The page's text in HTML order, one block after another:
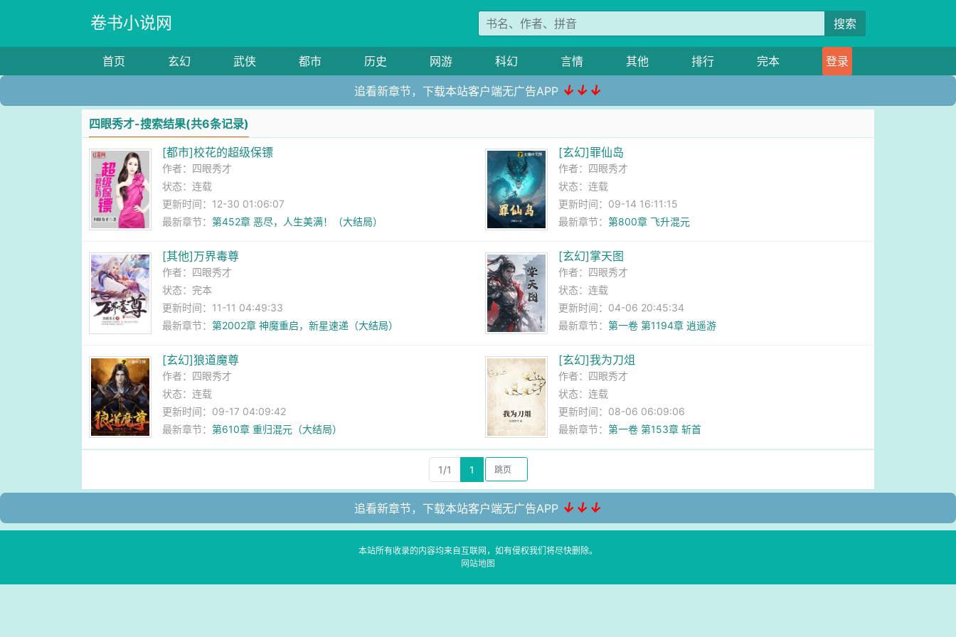
卷书小说网 搜索
首页 玄幻 武侠 都市 历史 网游 科幻 言情 其他 排行 完本 登录
追看新章节，下载本站客户端无广告APP ↓↓↓
四眼秀才-搜索结果(共6条记录)
[都市]校花的超级保镖
作者： 四眼秀才
状态：连载
更新时间：12-30 01:06:07
最新章节：第452章 恶尽，人生美满！（大结局）
[玄幻]罪仙岛
作者： 四眼秀才
状态：连载
更新时间：09-14 16:11:15
最新章节： 第800章 飞升混元
[其他]万界毒尊
作者： 四眼秀才
状态：完本
更新时间：11-11 04:49:33
最新章节：第2002章 神魔重启，新星速递（大结局）
[玄幻]掌天图
作者： 四眼秀才
状态：连载
更新时间：04-06 20:45:34
最新章节： 第一卷 第1194章 逍遥游
[玄幻]狼道魔尊
作者： 四眼秀才
状态：连载
更新时间：09-17 04:09:42
最新章节：第610章 重归混元（大结局）
[玄幻]我为刀俎
作者： 四眼秀才
状态：连载
更新时间：08-06 06:09:06
最新章节： 第一卷 第153章 斩首
1/1 1
追看新章节，下载本站客户端无广告APP ↓↓↓
本站所有收录的内容均来自互联网，如有侵权我们将尽快删除。
网站地图